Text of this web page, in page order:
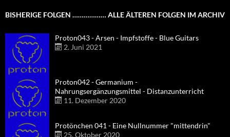
BISHERIGE FOLGEN ……………… ALLE ÄLTEREN FOLGEN IM ARCHIV
Proton043 - Arsen - Impfstoffe - Blue Guitars
2. Juni 2021
Proton042 - Germanium -
Nahrungsergänzungsmittel - Distanzunterricht
11. Dezember 2020
Protönchen 041 - Eine Nullnummer "mittendrin"
25. Oktober 2020